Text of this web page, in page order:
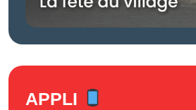
APPLI